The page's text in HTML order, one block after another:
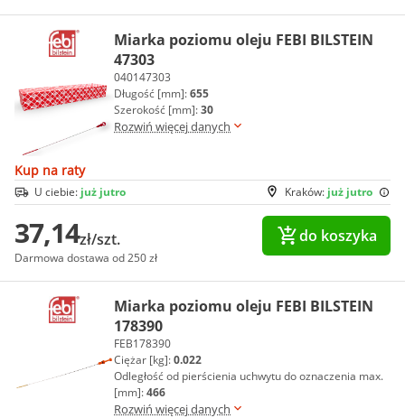
Miarka poziomu oleju FEBI BILSTEIN
47303
040147303
Długość [mm]:655
Szerokość [mm]:30
Rozwiń więcej danych
Kup na raty
Kraków: już jutro
U ciebie: już jutro
37,14zł/szt.
Darmowa dostawa od 250 zł
do koszyka
Miarka poziomu oleju FEBI BILSTEIN
178390
FEB178390
Ciężar [kg]:0.022
Odległość od pierścienia uchwytu do oznaczenia max.
[mm]:466
Rozwiń więcej danych